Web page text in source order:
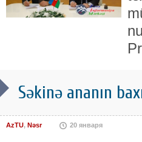
Səkinə ananın
AzTU, Nəsr 20 января